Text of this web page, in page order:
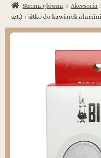
Strona główna Akcesoria
szt.) + sitko do kawiarek